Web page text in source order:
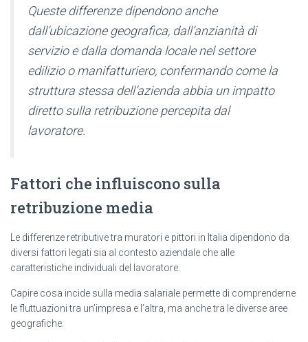
Queste differenze dipendono anche
dall’ubicazione geografica, dall’anzianità di
servizio e dalla domanda locale nel settore
edilizio o manifatturiero, confermando come la
struttura stessa dell’azienda abbia un impatto
diretto sulla retribuzione percepita dal
lavoratore.
Fattori che influiscono sulla
retribuzione media
Le differenze retributive tra muratori e pittori in Italia dipendono da
diversi fattori legati sia al contesto aziendale che alle
caratteristiche individuali del lavoratore.
Capire cosa incide sulla media salariale permette di comprenderne
le fluttuazioni tra un’impresa e l’altra, ma anche tra le diverse aree
geografiche.